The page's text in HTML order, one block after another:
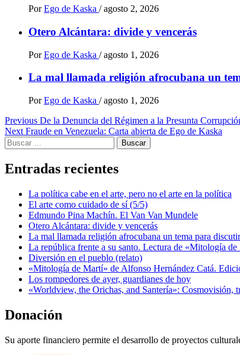
Por Ego de Kaska / agosto 2, 2026
Otero Alcántara: divide y vencerás
Por Ego de Kaska / agosto 1, 2026
La mal llamada religión afrocubana un
Por Ego de Kaska / agosto 1, 2026
Post
navigation
Previous De la Denuncia del Régimen a la Presunta
Next Fraude en Venezuela: Carta abierta de Ego de Kaska
Buscar:
Entradas recientes
La política cabe en el arte, pero no el arte en la política
El arte como cuidado de sí (5/5)
Edmundo Pina Machín. El Van Van Mundele
Otero Alcántara: divide y vencerás
La mal llamada religión afrocubana un tema para discutir
La república frente a su santo. Lectura de «Mitología de
Diversión en el pueblo (relato)
«Mitología de Martí» de Alfonso Hernández Catá.
Los rompedores de ayer, guardianes de hoy
«Worldview, the Orichas, and Santería»: Cosmovisión,
Donación
Su aporte financiero permite el desarrollo de proyectos